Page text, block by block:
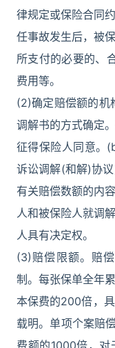
律规定或保险合同
任事故发生后，被
所支付的必要的、
费用等。
(2)确定赔偿额的机
调解书的方式确定
征得保险人同意。
诉讼调解(和解)协
有关赔偿数额的内
人和被保险人就调
人具有决定权。
(3)赔偿限额。赔
制。每张保单全年
本保费的200倍，
载明。单项个案赔
费额的1000倍，对